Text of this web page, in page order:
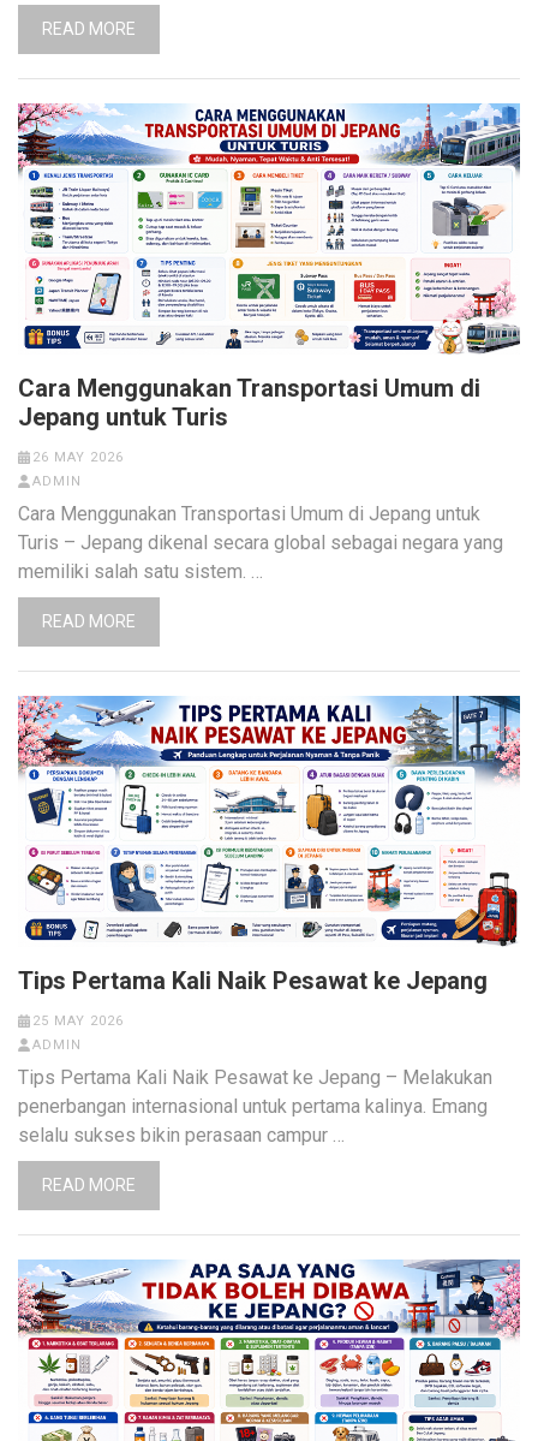
READ MORE
Cara Menggunakan Transportasi Umum di
Jepang untuk Turis
26 MAY 2026
ADMIN
Cara Menggunakan Transportasi Umum di Jepang untuk
Turis – Jepang dikenal secara global sebagai negara yang
memiliki salah satu sistem. …
READ MORE
Tips Pertama Kali Naik Pesawat ke Jepang
25 MAY 2026
ADMIN
Tips Pertama Kali Naik Pesawat ke Jepang – Melakukan
penerbangan internasional untuk pertama kalinya. Emang
selalu sukses bikin perasaan campur …
READ MORE